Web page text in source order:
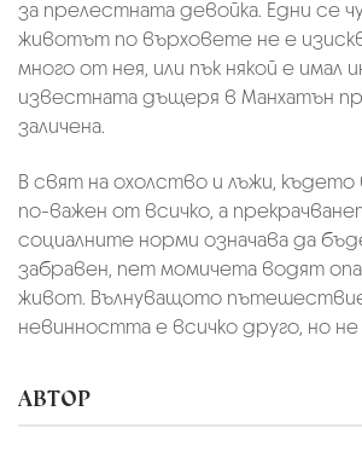
за прелестната девойка. Едни се
животът по върховете не е
много от нея, или пък някой е имал
известната дъщеря в Манхатън
заличена.
В свят на охолство и лъжи,
по-важен от всичко, а
социалните норми означава да
забравен, пет момичета водят
живот. Вълнуващото
невинността е всичко друго, но не
АВТОР